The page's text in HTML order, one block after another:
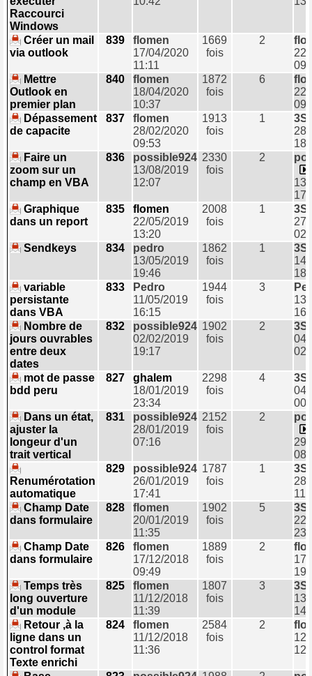
Raccourci
Windows
Créer un mail
via outlook
839
flomen
17/04/2020
11:11
1669
fois
2
22/
Mettre
Outlook en
premier plan
840
flomen
18/04/2020
10:37
1872
fois
6
22/
Dépassement
de capacite
837
flomen
28/02/2020
09:53
1913
fois
1
28/
Faire un
zoom sur un
champ en VBA
836
possible924
13/08/2019
12:07
2330
fois
2
13/
Graphique
dans un report
835
flomen
22/05/2019
13:20
2008
fois
1
27/
Sendkeys
834
pedro
13/05/2019
19:46
1862
fois
1
14/
variable
persistante
dans VBA
833
Pedro
11/05/2019
16:15
1944
fois
3
13/
Nombre de
jours ouvrables
entre deux
dates
832
possible924
02/02/2019
19:17
1902
fois
2
04/
mot de passe
bdd peru
827
ghalem
18/01/2019
23:34
2298
fois
4
04/
Dans un état,
ajuster la
longeur d'un
trait vertical
831
possible924
28/01/2019
07:16
2152
fois
2
29/
Renumérotation
automatique
829
possible924
26/01/2019
17:41
1787
fois
1
28/
Champ Date
dans formulaire
828
flomen
20/01/2019
11:35
1902
fois
5
22/
Champ Date
dans formulaire
826
flomen
17/12/2018
09:49
1889
fois
2
17/
Temps très
long ouverture
d'un module
825
flomen
11/12/2018
11:39
1807
fois
3
13/
Retour ,à la
ligne dans un
control format
Texte enrichi
824
flomen
11/12/2018
11:36
2584
fois
2
12/